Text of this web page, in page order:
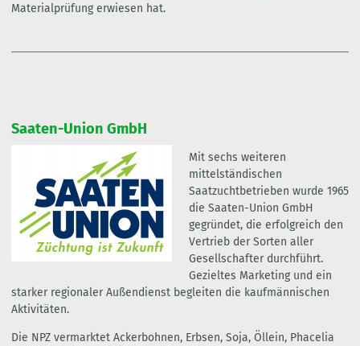
Materialprüfung erwiesen hat.
Saaten-Union GmbH
Mit sechs weiteren
mittelständischen
Saatzuchtbetrieben wurde 1965
die Saaten-Union GmbH
gegründet, die erfolgreich den
Vertrieb der Sorten aller
Gesellschafter durchführt.
Gezieltes Marketing und ein
starker regionaler Außendienst begleiten die kaufmännischen
Aktivitäten.
Die NPZ vermarktet Ackerbohnen, Erbsen, Soja, Öllein, Phacelia